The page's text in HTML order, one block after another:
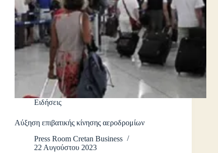
Ειδήσεις
Αύξηση επιβατικής κίνησης αεροδρομίων
Press Room Cretan Business
22 Αυγούστου 2023